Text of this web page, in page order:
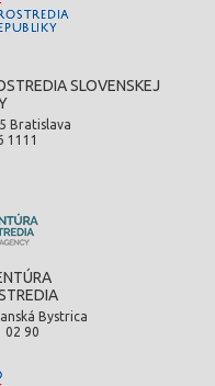
SLOVENSKEJ
Bratislava
1111
Bystrica
02 90